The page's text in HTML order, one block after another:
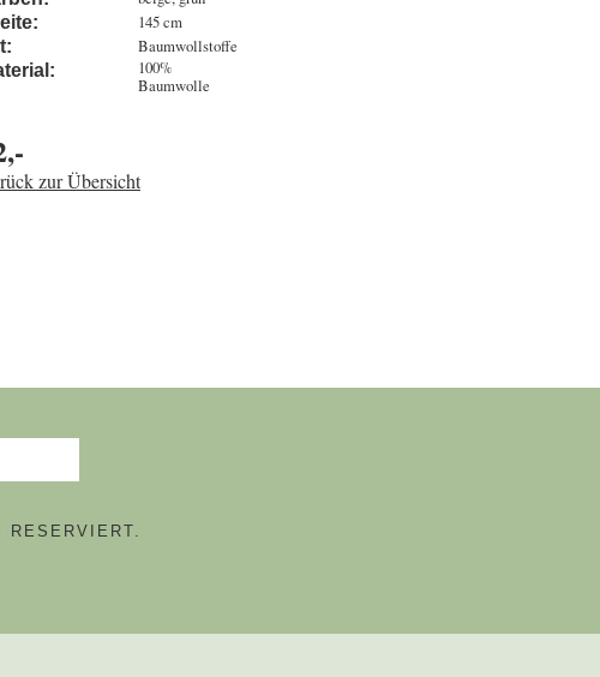
145 cm
Baumwollstoffe
100%
Baumwolle
zur Übersicht
RESERVIERT.